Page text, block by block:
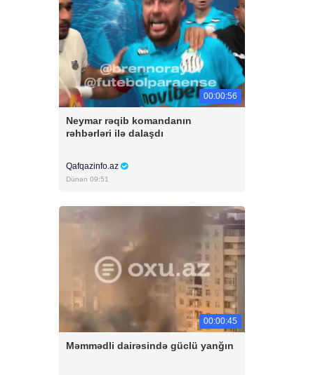
00:00:56
Neymar rəqib komandanın
rəhbərləri ilə dalaşdı
Qafqazinfo.az
Dünən 09:51
00:00:45
Məmmədli dairəsində güclü yanğın